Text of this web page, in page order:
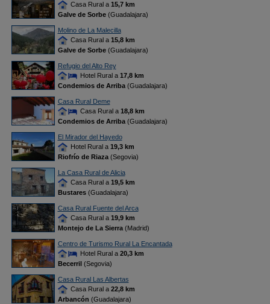
Casa Rural a 15,7 km
Galve de Sorbe(Guadalajara)
Molino de La Malecilla
Casa Rural a 15,8 km
Galve de Sorbe(Guadalajara)
Refugio del Alto Rey
Hotel Rural a 17,8 km
Condemios de Arriba(Guadalajara)
Casa Rural Deme
Casa Rural a 18,8 km
Condemios de Arriba(Guadalajara)
El Mirador del Hayedo
Hotel Rural a 19,3 km
Riofrío de Riaza(Segovia)
La Casa Rural de Alicia
Casa Rural a 19,5 km
Bustares(Guadalajara)
Casa Rural Fuente del Arca
Casa Rural a 19,9 km
Montejo de La Sierra(Madrid)
Centro de Turismo Rural La Encantada
Hotel Rural a 20,3 km
Becerril(Segovia)
Casa Rural Las Albertas
Casa Rural a 22,8 km
Arbancón (Guadalajara)